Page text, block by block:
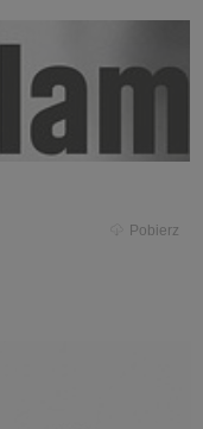
Pobierz